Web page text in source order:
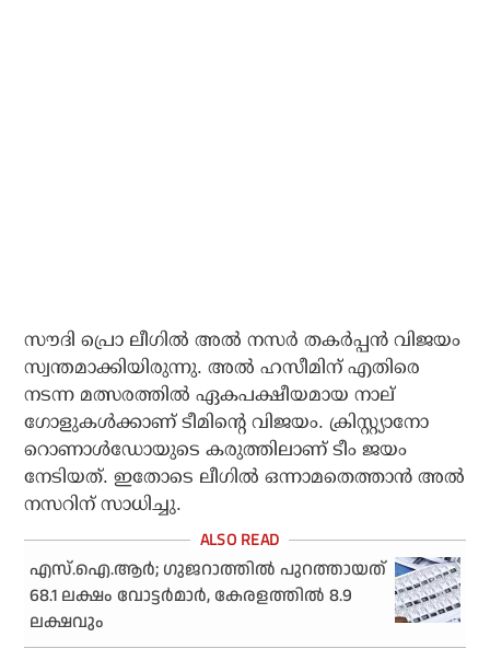
സൗദി പ്രൊ ലീഗില്‍ അല്‍ നസര്‍ തകര്‍പ്പന്‍ വിജയം
സ്വന്തമാക്കിയിരുന്നു. അല്‍ ഹസീമിന് എതിരെ
നടന്ന മത്സരത്തില്‍ ഏകപക്ഷീയമായ നാല്
ഗോളുകള്‍ക്കാണ് ടീമിന്റെ വിജയം. ക്രിസ്റ്റ്യാനോ
റൊണാള്‍ഡോയുടെ കരുത്തിലാണ് ടീം ജയം
നേടിയത്. ഇതോടെ ലീഗില്‍ ഒന്നാമതെത്താന്‍ അല്‍
നസറിന് സാധിച്ചു.
എസ്.ഐ.ആര്‍; ഗുജറാത്തില്‍ പുറത്തായത്
68.1 ലക്ഷം വോട്ടര്‍മാര്‍, കേരളത്തില്‍ 8.9
ലക്ഷവും